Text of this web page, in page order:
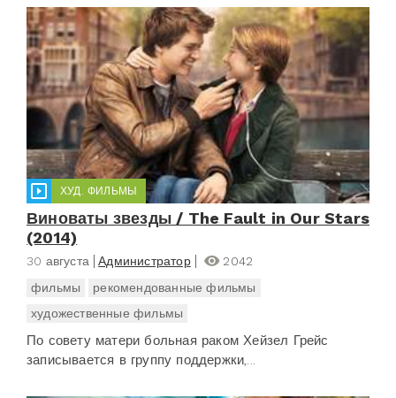
ХУД. ФИЛЬМЫ
Виноваты звезды / The Fault in Our Stars
(2014)
30 августа Администратор
2042
фильмы
рекомендованные фильмы
художественные фильмы
По совету матери больная раком Хейзел Грейс
записывается в группу поддержки,...